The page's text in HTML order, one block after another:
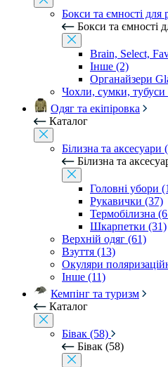
Бокси та ємності для
Бокси та ємності
Brain, Select,
Інше (2)
Органайзери
Чохли, сумки, тубуси
Одяг та екіпіровка
Каталог
Білизна та аксесуари
Білизна та
Головні убори
Рукавички (37)
Термобілизна
Шкарпетки (31)
Верхній одяг (61)
Взуття (13)
Окуляри
Інше (11)
Кемпінг та туризм
Каталог
Бівак (58)
Бівак (58)